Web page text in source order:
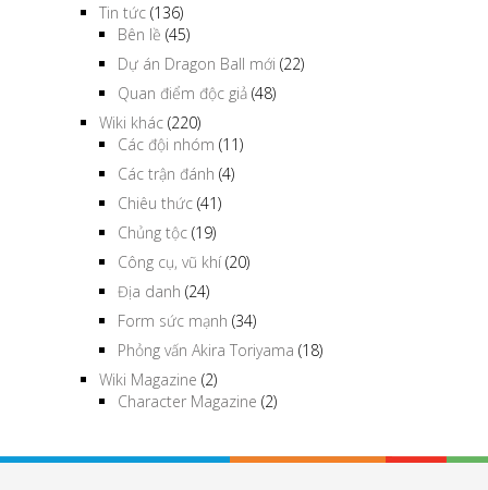
Tin tức (136)
Bên lề (45)
Dự án Dragon Ball mới (22)
Quan điểm độc giả (48)
Wiki khác (220)
Các đội nhóm (11)
Các trận đánh (4)
Chiêu thức (41)
Chủng tộc (19)
Công cụ, vũ khí(20)
Địa danh (24)
Form sức mạnh (34)
Phỏng vấn Akira Toriyama (18)
Wiki Magazine (2)
Character Magazine (2)